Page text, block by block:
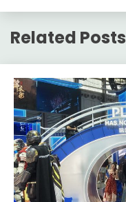
Related Posts